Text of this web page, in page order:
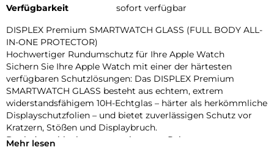
Verfügbarkeit
sofort verfügbar
DISPLEX Premium SMARTWATCH GLASS (FULL BODY ALL-
IN-ONE PROTECTOR)
Hochwertiger Rundumschutz für Ihre Apple Watch
Sichern Sie Ihre Apple Watch mit einer der härtesten
verfügbaren Schutzlösungen: Das DISPLEX Premium
SMARTWATCH GLASS besteht aus echtem, extrem
widerstandsfähigem 10H-Echtglas – härter als herkömmliche
Displayschutzfolien – und bietet zuverlässigen Schutz vor
Kratzern, Stößen und Displaybruch.
Dank des schlanken, matt-schwarzen Rahmens aus
Mehr lesen